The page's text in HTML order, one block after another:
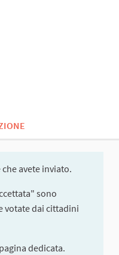
avete inviato.
sono
votate dai cittadini
dedicata.